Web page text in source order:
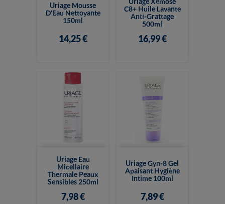
Uriage Mousse
D'Eau Nettoyante
150ml
14,25 €
C8+ Huile Lavante
Anti-Grattage
500ml
16,99 €
Uriage Eau
Micellaire
Thermale Peaux
Sensibles 250ml
7,98 €
Uriage Gyn-8 Gel
Apaisant Hygiène
Intime 100ml
7,89 €